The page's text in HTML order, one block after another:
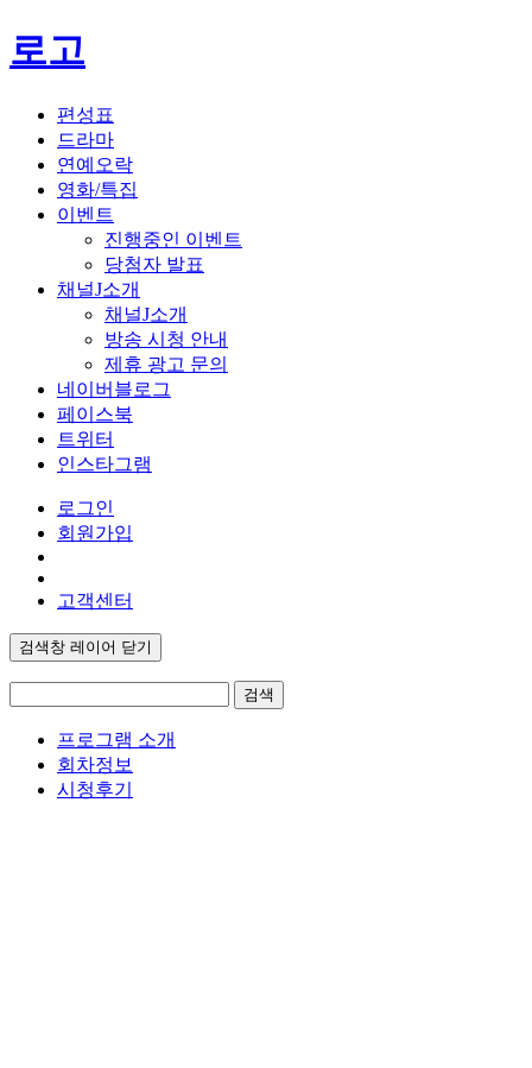
로고
편성표
드라마
연예오락
영화/특집
이벤트
진행중인 이벤트
당첨자 발표
채널J소개
채널J소개
방송 시청 안내
제휴 광고 문의
네이버블로그
페이스북
트위터
인스타그램
로그인
회원가입
고객센터
검색창 레이어 닫기
검색
프로그램 소개
회차정보
시청후기